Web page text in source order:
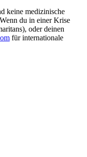
keine medizinische
du in einer Krise
oder deinen
für internationale